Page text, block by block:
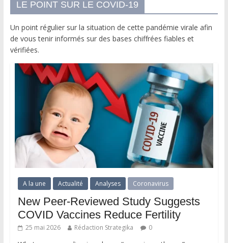
LE POINT SUR LE COVID-19
Un point régulier sur la situation de cette pandémie virale afin
de vous tenir informés sur des bases chiffrées fiables et
vérifiées.
A la une Actualité Analyses Coronavirus
New Peer-Reviewed Study Suggests
COVID Vaccines Reduce Fertility
25 mai 2026 Rédaction Strategika 0